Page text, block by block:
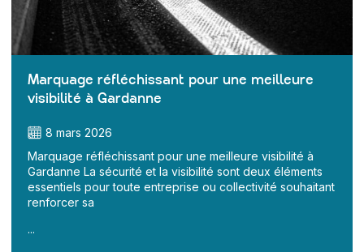
Marquage réfléchissant pour une meilleure
visibilité à Gardanne
8 mars 2026
Marquage réfléchissant pour une meilleure visibilité à
Gardanne La sécurité et la visibilité sont deux éléments
essentiels pour toute entreprise ou collectivité souhaitant
renforcer sa
...